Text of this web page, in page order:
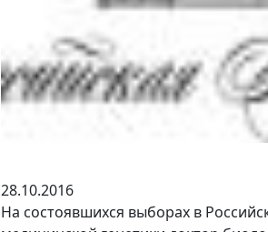
28.10.2016
На состоявшихся выборах в